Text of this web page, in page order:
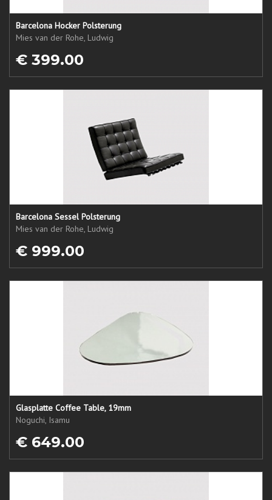
Barcelona Hocker Polsterung
Mies van der Rohe, Ludwig
€ 399.00
Barcelona Sessel Polsterung
Mies van der Rohe, Ludwig
€ 999.00
Glasplatte Coffee Table, 19mm
Noguchi, Isamu
€ 649.00